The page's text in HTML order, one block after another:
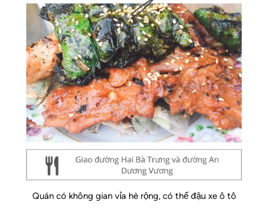
Quán có không gian vỉa hè rộng, có thể đậu xe ô tô